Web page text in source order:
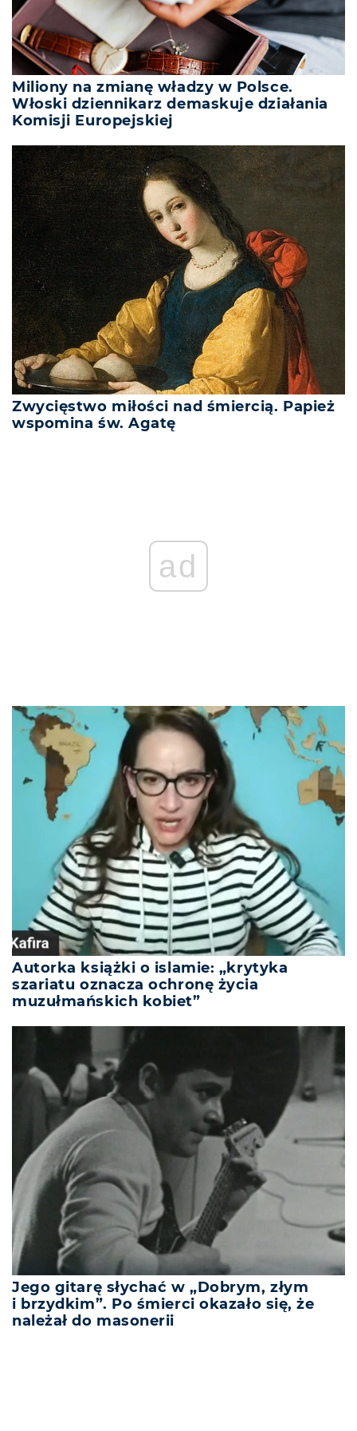
Miliony na zmianę władzy w Polsce.
Włoski dziennikarz demaskuje działania
Komisji Europejskiej
Zwycięstwo miłości nad śmiercią. Papież
wspomina św. Agatę
Autorka książki o islamie: „krytyka
szariatu oznacza ochronę życia
muzułmańskich kobiet”
Jego gitarę słychać w „Dobrym, złym
i brzydkim”. Po śmierci okazało się, że
należał do masonerii